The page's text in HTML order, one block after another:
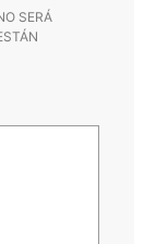
SERÁ